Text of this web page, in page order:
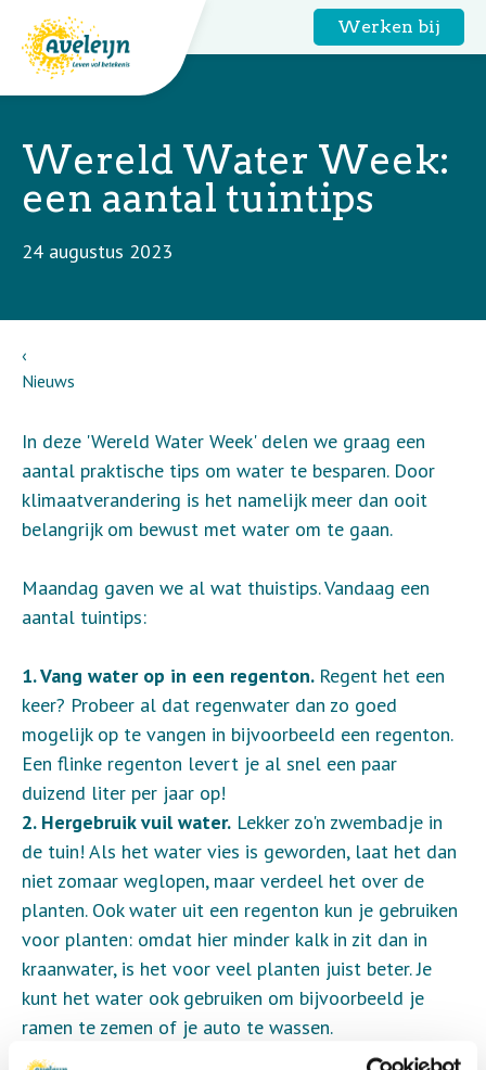
Werken bij
Wereld Water Week:
een aantal tuintips
24 augustus 2023
Nieuws
In deze 'Wereld Water Week' delen we graag een
aantal praktische tips om water te besparen. Door
klimaatverandering is het namelijk meer dan ooit
belangrijk om bewust met water om te gaan.
Maandag gaven we al wat thuistips. Vandaag een
aantal tuintips:
1. Vang water op in een regenton. Regent het een
keer? Probeer al dat regenwater dan zo goed
mogelijk op te vangen in bijvoorbeeld een regenton.
Een flinke regenton levert je al snel een paar
duizend liter per jaar op!
2. Hergebruik vuil water. Lekker zo'n zwembadje in
de tuin! Als het water vies is geworden, laat het dan
niet zomaar weglopen, maar verdeel het over de
planten. Ook water uit een regenton kun je gebruiken
voor planten: omdat hier minder kalk in zit dan in
kraanwater, is het voor veel planten juist beter. Je
kunt het water ook gebruiken om bijvoorbeeld je
ramen te zemen of je auto te wassen.
3. Gebruik een gieter.
Met een gieter besproei je